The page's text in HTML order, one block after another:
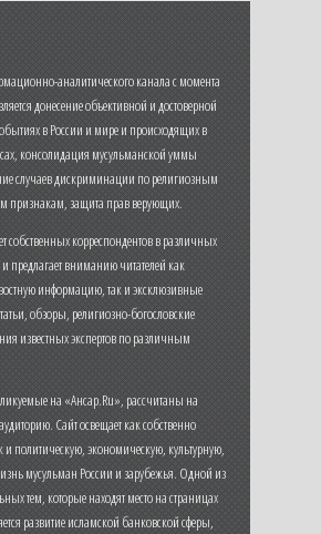
аналитического канала с момента
донесение объективной и достоверной
в России и мире и происходящих в
консолидация мусульманской уммы
случаев дискриминации по религиозным
признакам, защита прав верующих.
собственных корреспондентов в различных
предлагает вниманию читателей как
информацию, так и эксклюзивные
обзоры, религиозно-богословские
известных экспертов по различным
на «Ансар.Ru», рассчитаны на
Сайт освещает как собственно
и политическую, экономическую, культурную,
мусульман России и зарубежья. Одной из
тем, которые находят место на страницах
развитие исламской банковской сферы,